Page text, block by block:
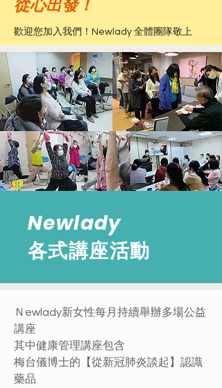
從心出發！
歡迎您加入我們！Newlady 全體團隊敬上
​Newlady​
各式講座活動
Ｎewlady新女性每月持續舉辦多場公益
講座
​其中健康管理講座包含
梅台儀博士的【從新冠肺炎談起】認識
藥品